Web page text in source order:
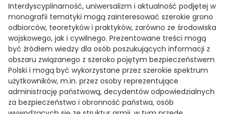
Interdyscyplinarność, uniwersalizm i aktualność podjętej w
monografii tematyki mogą zainteresować szerokie grono
odbiorców, teoretyków i praktyków, zarówno ze środowiska
wojskowego, jak i cywilnego. Prezentowane treści mogą
być źródłem wiedzy dla osób poszukujących informacji z
obszaru związanego z szeroko pojętym bezpieczeństwem
Polski i mogą być wykorzystane przez szerokie spektrum
użytkowników, m.in. przez osoby reprezentujące
administrację państwową, decydentów odpowiedzialnych
za bezpieczeństwo i obronność państwa, osób